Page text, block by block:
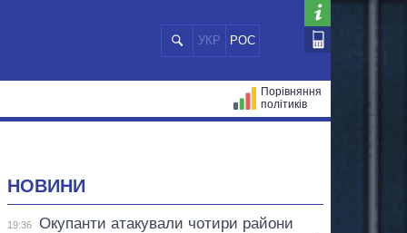
УКР РОС
Порівняння
політиків
НОВИНИ
19:36
Окупанти атакували чотири райони